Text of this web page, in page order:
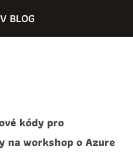
BLOG
kódy pro
na workshop o Azure